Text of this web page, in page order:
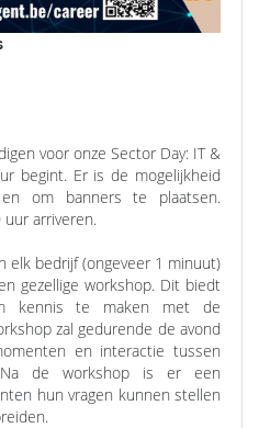
voor onze Sector Day: IT &
begint. Er is de mogelijkheid
om banners te plaatsen.
arriveren.
elk bedrijf (ongeveer 1 minuut)
gezellige workshop. Dit biedt
kennis te maken met de
zal gedurende de avond
en interactie tussen
de workshop is er een
hun vragen kunnen stellen